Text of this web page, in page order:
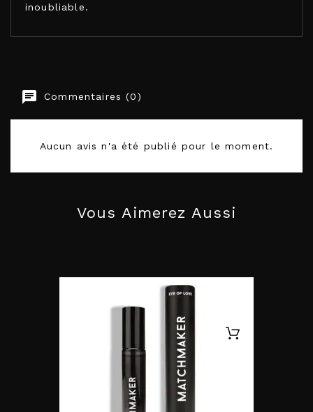
inoubliable.
Commentaires (0)
Aucun avis n'a été publié pour le moment.
Vous Aimerez Aussi